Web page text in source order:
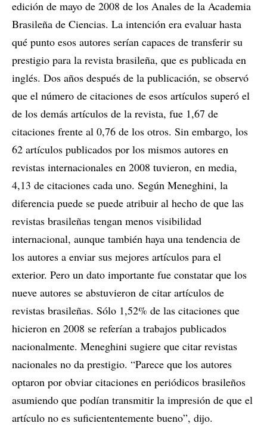
edición de mayo de 2008 de los Anales de la Academia
Brasileña de Ciencias. La intención era evaluar hasta
qué punto esos autores serían capaces de transferir su
prestigio para la revista brasileña, que es publicada en
inglés. Dos años después de la publicación, se observó
que el número de citaciones de esos artículos superó el
de los demás artículos de la revista, fue 1,67 de
citaciones frente al 0,76 de los otros. Sin embargo, los
62 artículos publicados por los mismos autores en
revistas internacionales en 2008 tuvieron, en media,
4,13 de citaciones cada uno. Según Meneghini, la
diferencia puede se puede atribuir al hecho de que las
revistas brasileñas tengan menos visibilidad
internacional, aunque también haya una tendencia de
los autores a enviar sus mejores artículos para el
exterior. Pero un dato importante fue constatar que los
nueve autores se abstuvieron de citar artículos de
revistas brasileñas. Sólo 1,52% de las citaciones que
hicieron en 2008 se referían a trabajos publicados
nacionalmente. Meneghini sugiere que citar revistas
nacionales no da prestigio. “Parece que los autores
optaron por obviar citaciones en periódicos brasileños
asumiendo que podían transmitir la impresión de que el
artículo no es suficiententemente bueno”, dijo.